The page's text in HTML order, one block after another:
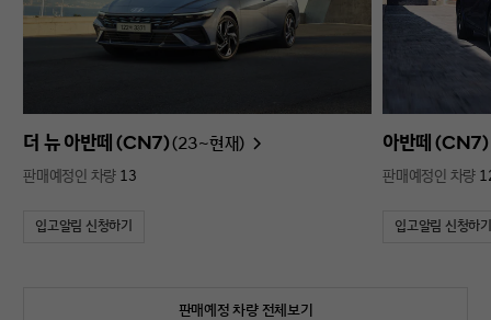
더 뉴 아반떼 (CN7)(23~현재)
판매예정인 차량 13
입고알림 신청하기
아반떼 (CN7)
판매예정인 차량
입고알림 신청하기
판매예정 차량 전체보기